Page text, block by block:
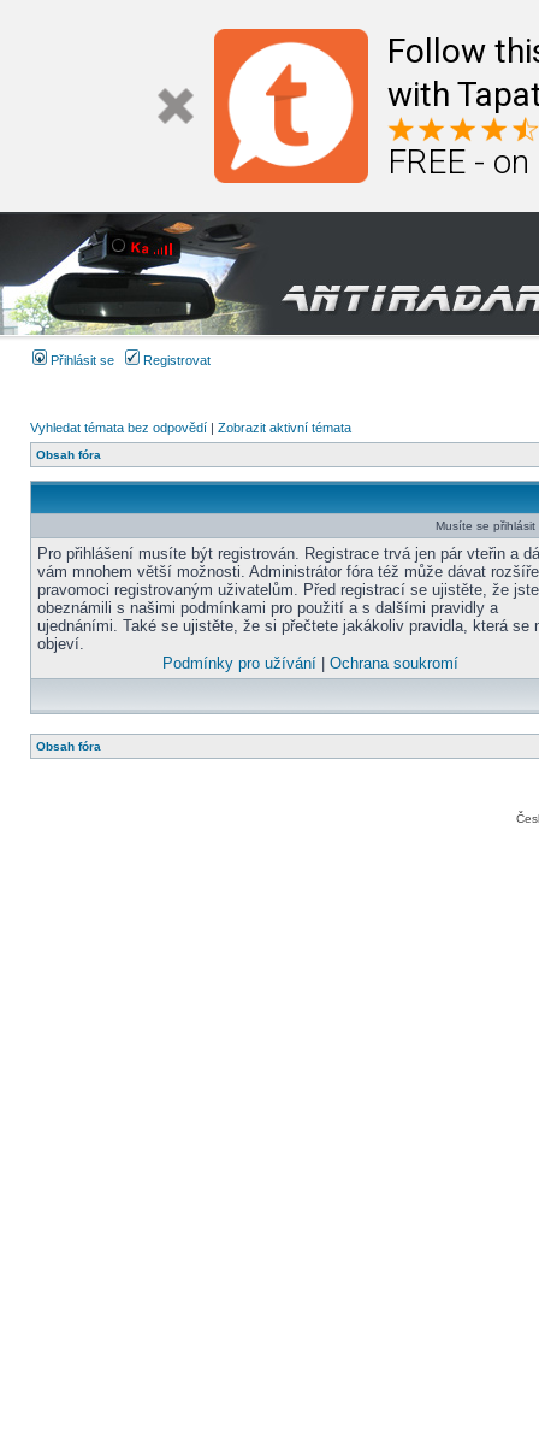
Follow
with
FREE -
Přihlásit se Registrovat
Vyhledat témata bez odpovědí | Zobrazit aktivní témata
Obsah fóra
Musíte se
Pro přihlášení musíte být registrován. Registrace trvá jen pár vteřin a
vám mnohem větší možnosti. Administrátor fóra též může dávat
pravomoci registrovaným uživatelům. Před registrací se ujistěte, že
obeznámili s našimi podmínkami pro použití a s dalšími pravidly a
ujednáními. Také se ujistěte, že si přečtete jakákoliv pravidla, která se
objeví.
Podmínky pro užívání| Ochrana soukromí
Obsah fóra